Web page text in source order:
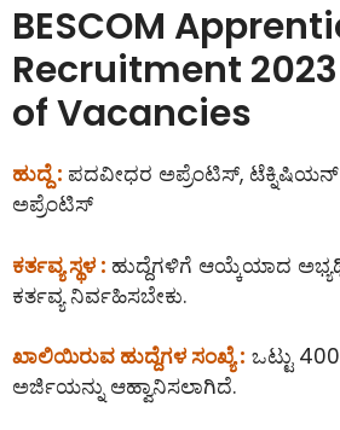
BESCOM
Recruitment
of Vacancies
ಹುದ್ದೆ : ಪದವೀಧರ ಅಪ್ರೆಂಟಿಸ್,
ಅಪ್ರೆಂಟಿಸ್
ಕರ್ತವ್ಯ ಸ್ಥಳ : ಹುದ್ದೆಗಳಿಗೆ ಆಯ್ಕೆಯಾದ
ಕರ್ತವ್ಯ ನಿರ್ವಹಿಸಬೇಕು.
ಖಾಲಿಯಿರುವ ಹುದ್ದೆಗಳ ಸಂಖ್ಯೆ : ಒಟ್ಟು
ಅರ್ಜಿಯನ್ನು ಆಹ್ವಾನಿಸಲಾಗಿದೆ.